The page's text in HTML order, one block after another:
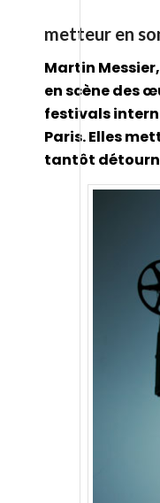
metteur en
Martin
en scène des
festivals
Paris. Elles
tantôt